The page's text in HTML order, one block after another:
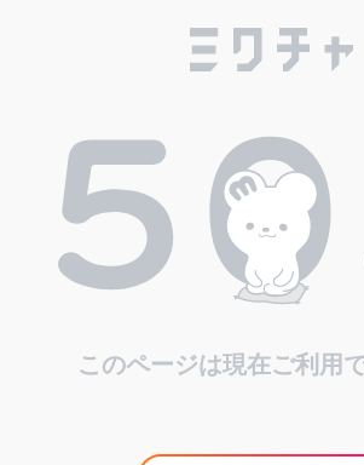
このページは現在ご利用